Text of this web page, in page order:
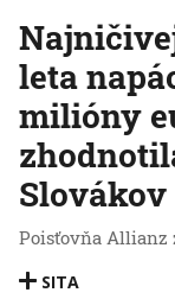
leta
milióny
Slovákov
Poisťovňa Allianz
SITA